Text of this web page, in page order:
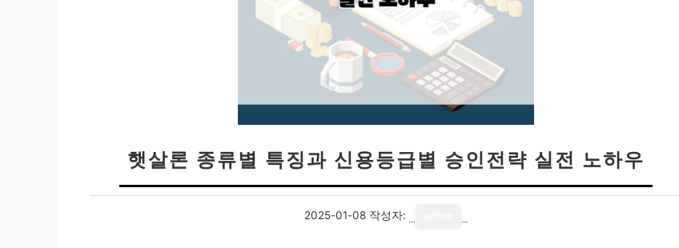
햇살론 종류별 특징과 신용등급별 승인전략 실전 노하우
2025-01-08 작성자: